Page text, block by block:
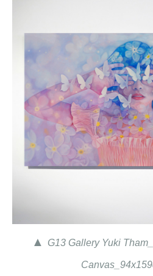
▲ G13 Gallery Yuki